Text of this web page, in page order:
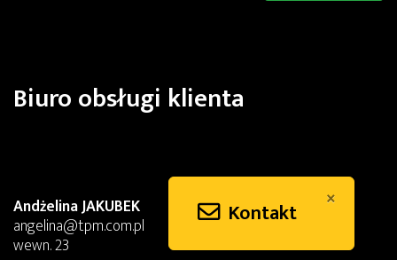
Biuro obsługi klienta
Andżelina JAKUBEK
angelina@tpm.com.pl
wewn. 23
×
Kontakt